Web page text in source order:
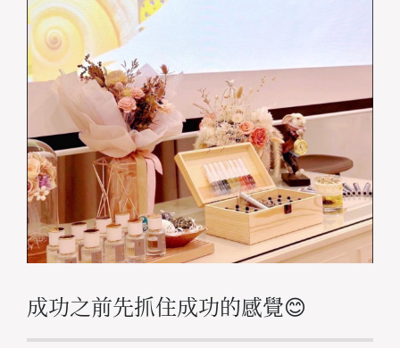
成功之前先抓住成功的感覺😊